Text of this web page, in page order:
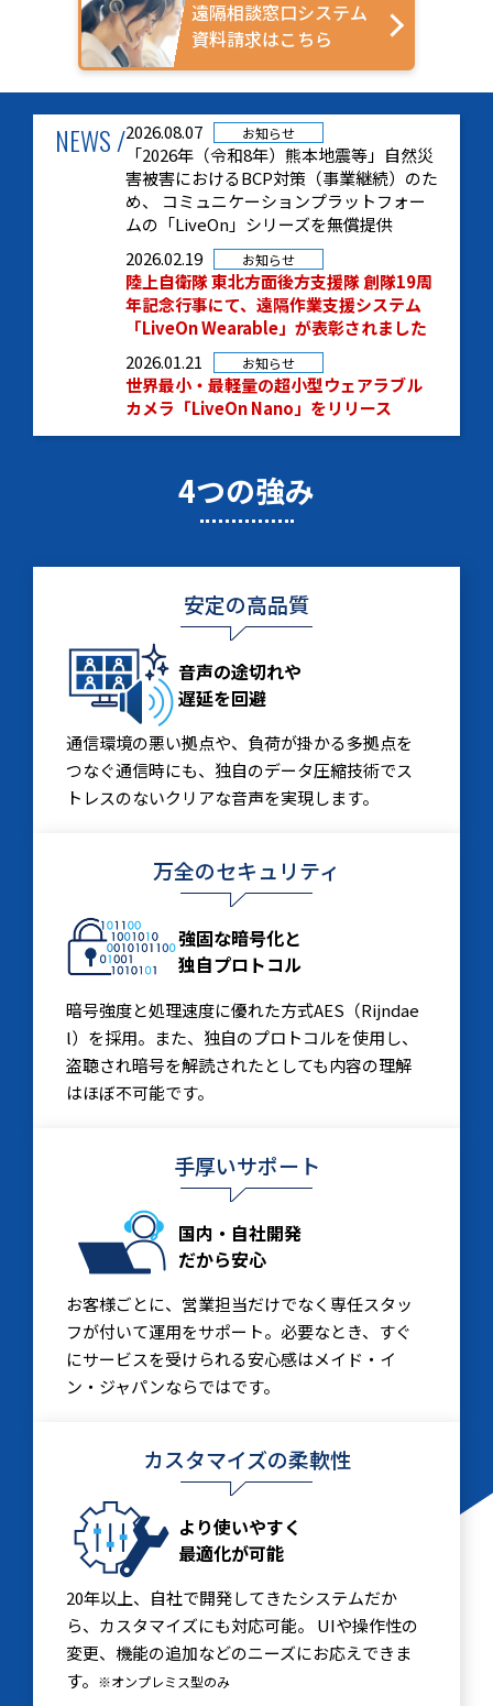
遠隔相談窓口システム
資料請求はこちら
NEWS /2026.08.07 お知らせ
「2026年（令和8年）熊本地震等」自然災
害被害におけるBCP対策（事業継続）のた
め、 コミュニケーションプラットフォー
ムの「LiveOn」シリーズを無償提供
2026.02.19
お知らせ
陸上自衛隊 東北方面後方支援隊 創隊19周
年記念行事にて、遠隔作業支援システム
「LiveOn Wearable」が表彰されました
2026.01.21
お知らせ
世界最小・最軽量の超小型ウェアラブル
カメラ「LiveOn Nano」をリリース
4つの強み
安定の高品質
音声の途切れや
遅延を回避
通信環境の悪い拠点や、負荷が掛かる多拠点を
つなぐ通信時にも、独自のデータ圧縮技術でス
トレスのないクリアな音声を実現します。
万全のセキュリティ
強固な暗号化と
独自プロトコル
暗号強度と処理速度に優れた方式AES（Rijndae
l）を採用。また、独自のプロトコルを使用し、
盗聴され暗号を解読されたとしても内容の理解
はほぼ不可能です。
手厚いサポート
国内・自社開発
だから安心
お客様ごとに、営業担当だけでなく専任スタッ
フが付いて運用をサポート。必要なとき、すぐ
にサービスを受けられる安心感はメイド・イ
ン・ジャパンならではです。
カスタマイズの柔軟性
より使いやすく
最適化が可能
20年以上、自社で開発してきたシステムだか
ら、カスタマイズにも対応可能。 UIや操作性の
変更、機能の追加などのニーズにお応えできま
す。 ※オンプレミス型のみ